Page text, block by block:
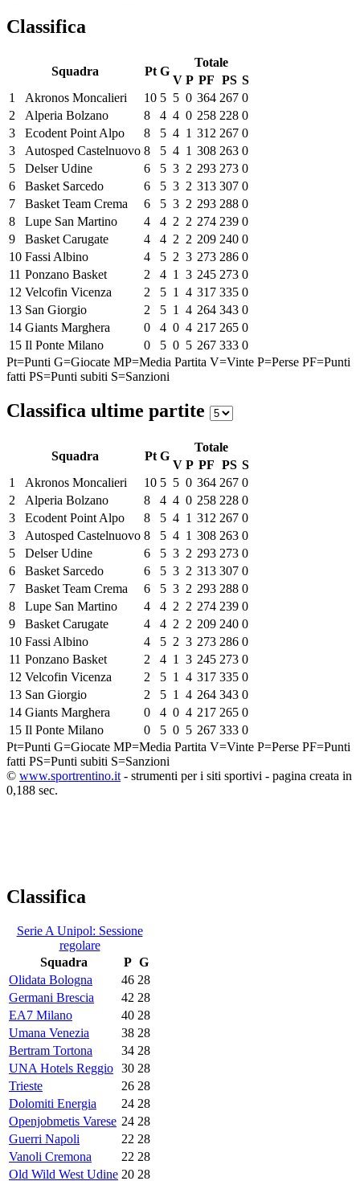
Classifica
Squadra Pt G
Totale
V P PF PS S
1
Akronos Moncalieri 10 5 5 0 364 267 0
2
Alperia Bolzano 8 4 4 0 258 228 0
3
Ecodent Point Alpo 8 5 4 1 312 267 0
3
Autosped Castelnuovo 8 5 4 1 308 263 0
5
Delser Udine 6 5 3 2 293 273 0
6
Basket Sarcedo 6 5 3 2 313 307 0
7
Basket Team Crema 6 5 3 2 293 288 0
8
Lupe San Martino 4 4 2 2 274 239 0
9
Basket Carugate 4 4 2 2 209 240 0
10 Fassi Albino 4 5 2 3 273 286 0
11 Ponzano Basket 2 4 1 3 245 273 0
12 Velcofin Vicenza 2 5 1 4 317 335 0
13 San Giorgio 2 5 1 4 264 343 0
14 Giants Marghera 0 4 0 4 217 265 0
15 Il Ponte Milano 0 5 0 5 267 333 0
Pt=Punti G=Giocate MP=Media Partita V=Vinte P=Perse PF=Punti
fatti PS=Punti subiti S=Sanzioni
Classifica ultime partite
Squadra Pt G
Totale
V P PF PS S
1
Akronos Moncalieri 10 5 5 0 364 267 0
2
Alperia Bolzano 8 4 4 0 258 228 0
3
Ecodent Point Alpo 8 5 4 1 312 267 0
3
Autosped Castelnuovo 8 5 4 1 308 263 0
5
Delser Udine 6 5 3 2 293 273 0
6
Basket Sarcedo 6 5 3 2 313 307 0
7
Basket Team Crema 6 5 3 2 293 288 0
8
Lupe San Martino 4 4 2 2 274 239 0
9
Basket Carugate 4 4 2 2 209 240 0
10 Fassi Albino 4 5 2 3 273 286 0
11 Ponzano Basket 2 4 1 3 245 273 0
12 Velcofin Vicenza 2 5 1 4 317 335 0
13 San Giorgio 2 5 1 4 264 343 0
14 Giants Marghera 0 4 0 4 217 265 0
15 Il Ponte Milano 0 5 0 5 267 333 0
Pt=Punti G=Giocate MP=Media Partita V=Vinte P=Perse PF=Punti
fatti PS=Punti subiti S=Sanzioni
© www.sportrentino.it - strumenti per i siti sportivi - pagina creata in
0,188 sec.
Classifica
Serie A Unipol: Sessione
regolare
Squadra
P G
Olidata Bologna
46 28
Germani Brescia
42 28
EA7 Milano
40 28
Umana Venezia
38 28
Bertram Tortona
34 28
UNA Hotels Reggio 30 28
Trieste
26 28
Dolomiti Energia
24 28
Openjobmetis Varese 24 28
Guerri Napoli
22 28
Vanoli Cremona
22 28
Old Wild West Udine 20 28